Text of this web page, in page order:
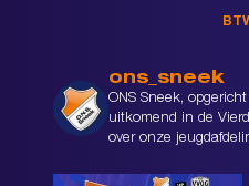
ons_sneek
ONS Sneek,
uitkomend in de
over onze